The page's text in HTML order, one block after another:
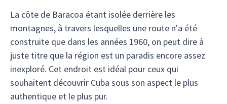
La côte de Baracoa étant isolée derrière les
montagnes, à travers lesquelles une route n'a été
construite que dans les années 1960, on peut dire à
juste titre que la région est un paradis encore assez
inexploré. Cet endroit est idéal pour ceux qui
souhaitent découvrir Cuba sous son aspect le plus
authentique et le plus pur.